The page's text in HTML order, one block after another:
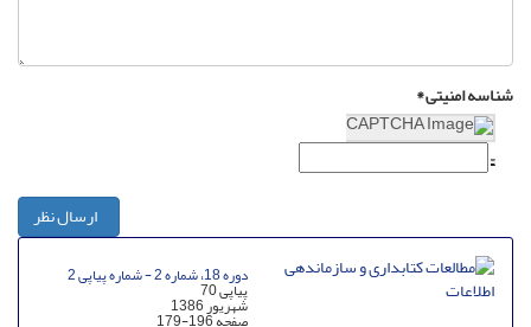
شناسه امنیتی *
ارسال نظر
دوره 18، شماره 2 - شماره پیاپی 2
پیاپی 70
شهریور 1386